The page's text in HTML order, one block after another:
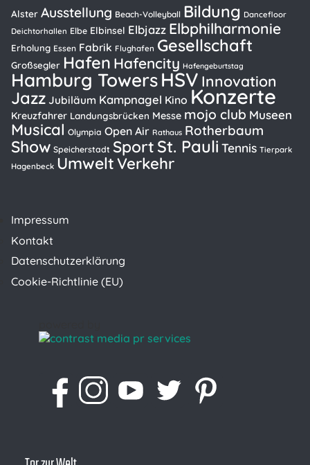
Impressum
Kontakt
Datenschutzerklärung
Cookie-Richtlinie (EU)
Alster Ausstellung Beach-Volleyball Bildung Dancefloor
Deichtorhallen Elbe Elbinsel Elbjazz Elbphilharmonie
Erholung Essen Fabrik Flughafen Gesellschaft
Großsegler Hafen Hafencity Hafengeburtstag
Hamburg TowersHSV Innovation
Jazz Jubiläum Kampnagel Kino Konzerte
Kreuzfahrer Landungsbrücken Messe mojo club Museen
Musical Olympia Open Air Rathaus Rotherbaum
Show Speicherstadt Sport St. Pauli Tennis Tierpark
Hagenbeck UmweltVerkehr